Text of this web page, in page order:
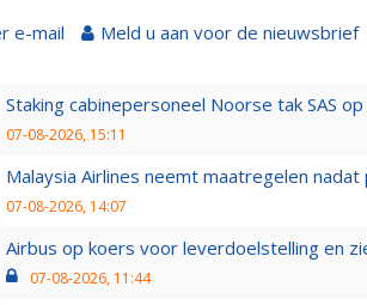
e-mail Meld u aan voor de nieuwsbrief
Staking cabinepersoneel Noorse tak SAS
07-08-2026, 15:11
Malaysia Airlines neemt maatregelen
07-08-2026, 14:07
Airbus op koers voor leverdoelstelling en
07-08-2026, 11:44